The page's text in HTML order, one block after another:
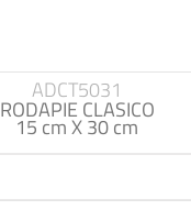
ADCT5031
RODAPIE CLASICO
15 cm X 30 cm